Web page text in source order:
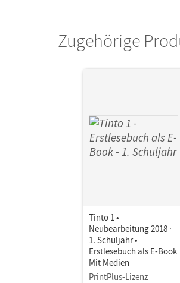
Zugehörige
Tinto 1 •
Neubearbeitung 2018 ·
1. Schuljahr •
Erstlesebuch als E-Book
Mit Medien
PrintPlus-Lizenz